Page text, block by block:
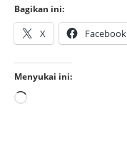
Bagikan ini:
X Facebook
Menyukai ini: